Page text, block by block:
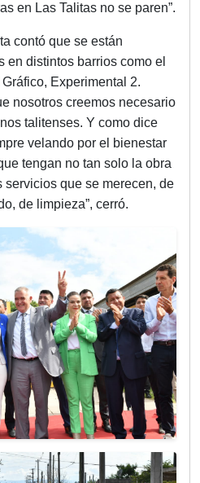
en Las Talitas no se paren”.
contó que se están
en distintos barrios como el
Experimental 2.
nosotros creemos necesario
talitenses. Y como dice
velando por el bienestar
tengan no tan solo la obra
que se merecen, de
de limpieza”, cerró.